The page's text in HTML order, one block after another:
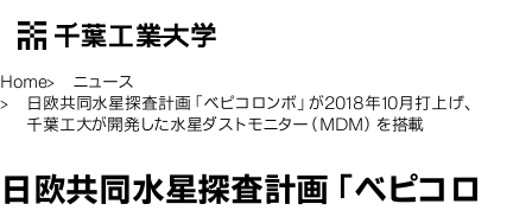
千葉工業大学
Open Menu
Home
ニュース
日欧共同水星探査計画「ベピコロンボ」が2018年10月打上げ、
千葉工大が開発した水星ダストモニター（MDM）を搭載
日欧共同水星探査計画「ベピコロ